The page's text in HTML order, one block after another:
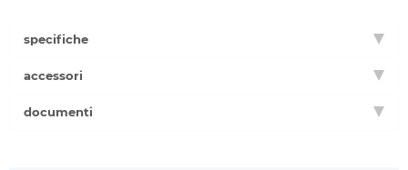
specifiche
accessori
documenti